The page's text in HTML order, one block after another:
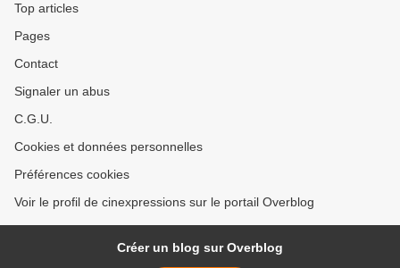
Top articles
Pages
Contact
Signaler un abus
C.G.U.
Cookies et données personnelles
Préférences cookies
Voir le profil de cinexpressions sur le portail Overblog
Créer un blog sur Overblog